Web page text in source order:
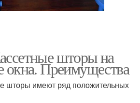
шторы на
окна. Преимущества
шторы имеют ряд положительных